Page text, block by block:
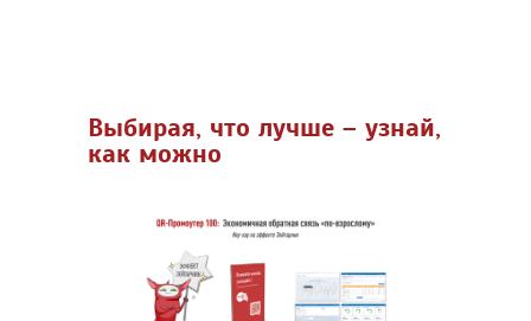
Выбирая, что лучше – узнай,
как можно